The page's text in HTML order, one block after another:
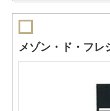
メゾン・ド・フレ